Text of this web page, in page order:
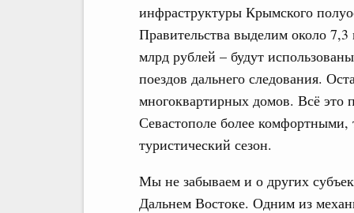
инфраструктуры Крымского
Правительства выделим около
млрд рублей – будут
поездов дальнего следования.
многоквартирных домов. Всё это
Севастополе более комфортными,
туристический сезон.
Мы не забываем и о других
Дальнем Востоке. Одним из